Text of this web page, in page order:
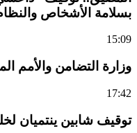
بسلامة الأشخاص
15:09
وزارة التضامن والأمم
17:42
توقيف شابين ينتميان